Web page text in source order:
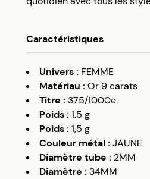
Caractéristiques
Univers: FEMME
Matériau : Or 9 carats
Titre : 375/1000e
Poids: 1.5 g
Poids: 1,5 g
Couleur métal: JAUNE
Diamètre tube : 2MM
Diamètre : 34MM